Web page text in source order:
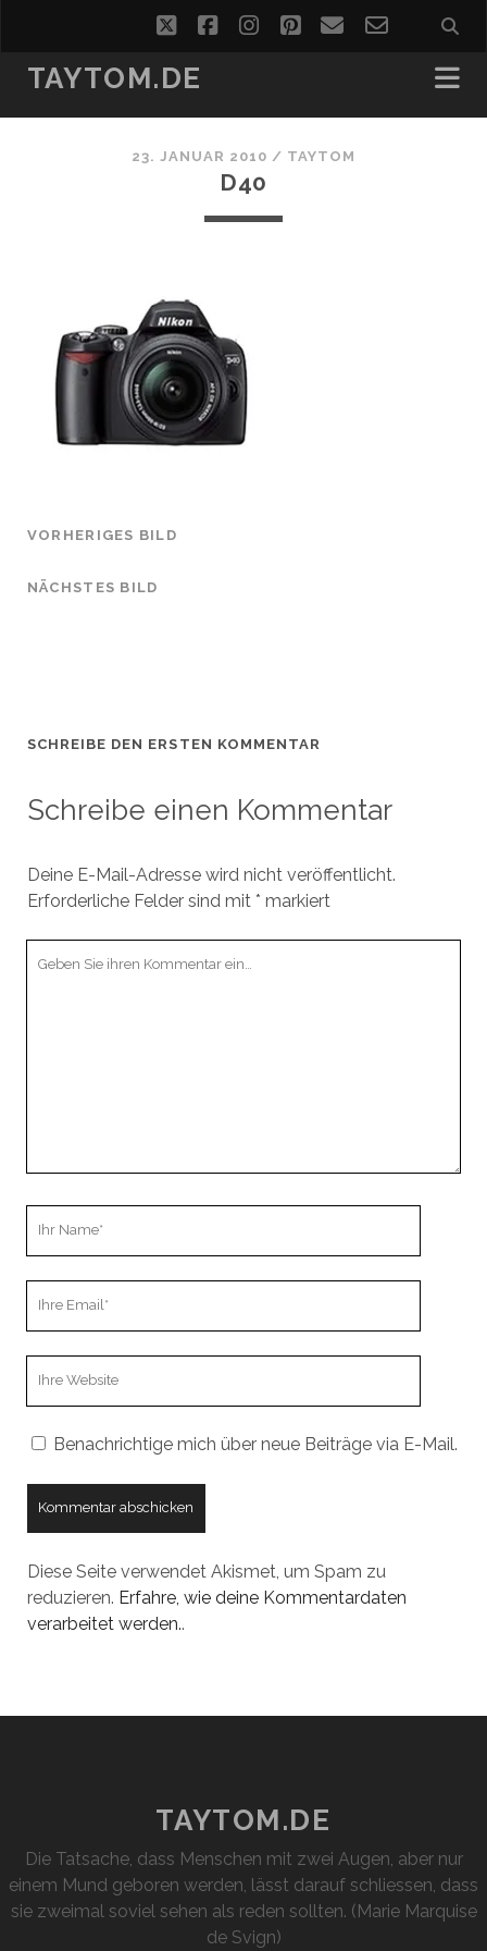
twitterfacebookinstagram
pinterest
emailemail-
form
TAYTOM.DE
23. JANUAR 2010 / TAYTOM
D40
VORHERIGES BILD
NÄCHSTES BILD
SCHREIBE DEN ERSTEN KOMMENTAR
Schreibe einen Kommentar
Deine E-Mail-Adresse wird nicht veröffentlicht.
Erforderliche Felder sind mit * markiert
Benachrichtige mich über neue Beiträge via E-Mail.
Diese Seite verwendet Akismet, um Spam zu
reduzieren. Erfahre, wie deine Kommentardaten
verarbeitet werden..
TAYTOM.DE
Die Tatsache, dass Menschen mit zwei Augen, aber nur
einem Mund geboren werden, lässt darauf schliessen, dass
sie zweimal soviel sehen als reden sollten. (Marie Marquise
de Svign)